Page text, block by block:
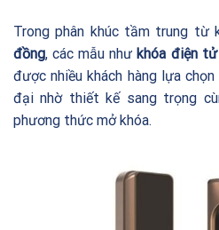
Trong phân khúc tầm trung từ
đồng, các mẫu như khóa điện
được nhiều khách hàng lựa
đại nhờ thiết kế sang trọng
phương thức mở khóa.